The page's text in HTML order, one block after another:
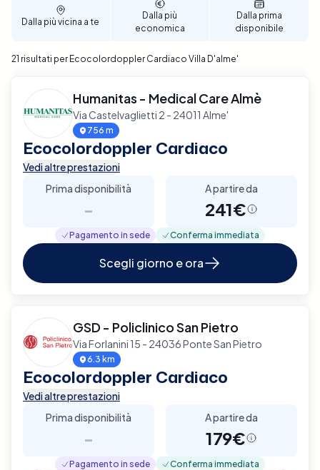
affidabile e di qualità.
Dalla più vicina a te
Dalla più
economica
Dalla prima
disponibile
21 risultati per Ecocolordoppler Cardiaco Villa D'alme'
Humanitas - Medical Care Almè
Via Castelvaglietti 2 - 24011 Alme'
756 m
Ecocolordoppler Cardiaco
Vedi altre prestazioni
Prima disponibilità
-
A partire da
241€
Pagamento in sede Conferma immediata
Scegli giorno e ora
GSD - Policlinico San Pietro
Via Forlanini 15 - 24036 Ponte San Pietro
6.3 km
Ecocolordoppler Cardiaco
Vedi altre prestazioni
Prima disponibilità
-
A partire da
179€
Pagamento in sede Conferma immediata